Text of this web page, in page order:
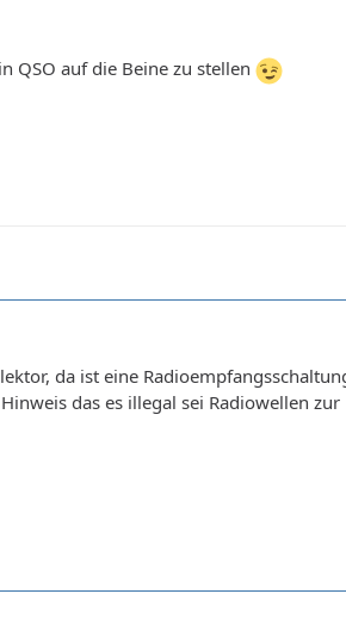
QSO auf die Beine zu stellen
da ist eine
das es illegal sei Radiowellen zur